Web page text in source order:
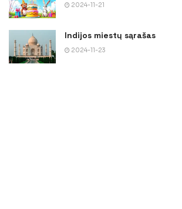
2024-11-21
Indijos miestų sąrašas
2024-11-23